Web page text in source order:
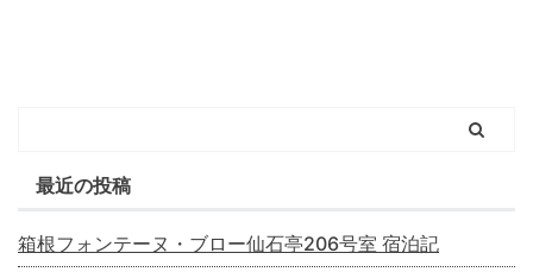
最近の投稿
箱根フォンテーヌ・ブロー仙石亭206号室 宿泊記